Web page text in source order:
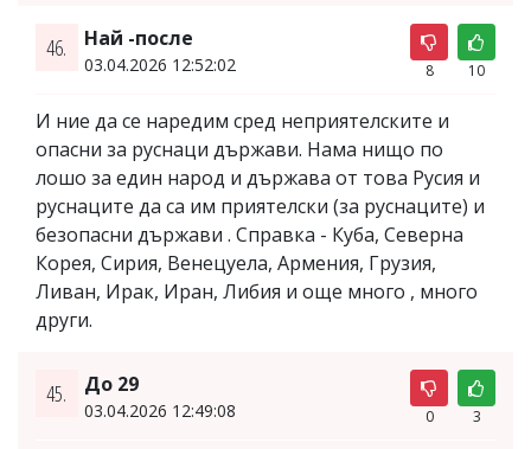
46. Най -после
03.04.2026 12:52:02 8 10
И ние да се наредим сред неприятелските и
опасни за руснаци държави. Нама нищо по
лошо за един народ и държава от това Русия и
руснаците да са им приятелски (за руснаците) и
безопасни държави . Справка - Куба, Северна
Корея, Сирия, Венецуела, Армения, Грузия,
Ливан, Ирак, Иран, Либия и още много , много
други.
45. До 29
03.04.2026 12:49:08 0 3